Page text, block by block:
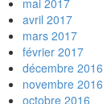
mai 2017
avril 2017
mars 2017
février 2017
décembre 2016
novembre 2016
octobre 2016